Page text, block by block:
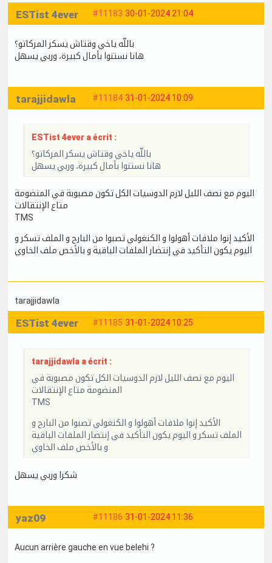
#11183 30-01-2024 21:04
ESTist 4ever
باللّه ياخي وقتاش يسكر المركاتو؟
هانا نستنوا بأمال كبيرة، وربي يسهل
#11184 31-01-2024 10:09
tarajjidawla
ESTist 4ever a écrit :
باللّه ياخي وقتاش يسكر المركاتو؟
هانا نستنوا بأمال كبيرة، وربي يسهل
اليوم مع نصف الليل لازم الدوسيات الكل تكون مصبوبة في المنضومة
متاع الإنتقالات
TMS
الأكيد إنوا ملافات أهولوا و الكنغولي تصبوا من البارح و الملف تسكر و
اليوم يكون التأكيد في إنتضار الملفات الباقية و بالأخص ملف الخاوي
tarajjidawla
#11185 31-01-2024 10:25
ESTist 4ever
tarajjidawla a écrit :
اليوم مع نصف الليل لازم الدوسيات الكل تكون مصبوبة في
المنضومة متاع الإنتقالات
TMS
الأكيد إنوا ملافات أهولوا و الكنغولي تصبوا من البارح و
الملف تسكر و اليوم يكون التأكيد في إنتضار الملفات الباقية
و بالأخص ملف الخاوي
شكرا وربي يسهل
#11186 31-01-2024 11:36
yaz09
Aucun arrière gauche en vue belehi ?